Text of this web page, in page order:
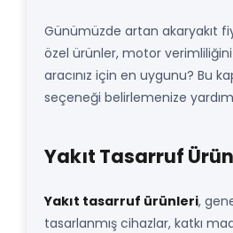
Günümüzde artan akaryakıt
özel ürünler, motor
aracınız için en uygunu? Bu
seçeneği belirlemenize
Yakıt Tasarruf
Yakıt tasarruf ürünleri,
tasarlanmış cihazlar, katkı